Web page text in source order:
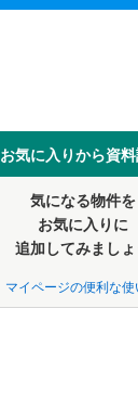
お気に入りから資
気になる物件を
お気に入りに
追加してみましょ
マイページの便利な